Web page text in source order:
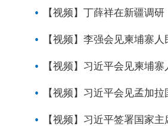
【视频】丁薛祥在新疆调研
【视频】李强会见柬埔寨
【视频】习近平会见柬埔
【视频】习近平会见孟加拉
【视频】习近平签署国家主